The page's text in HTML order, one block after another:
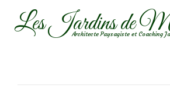
AllerLes Jardins de
Architecte Paysagiste et Coaching